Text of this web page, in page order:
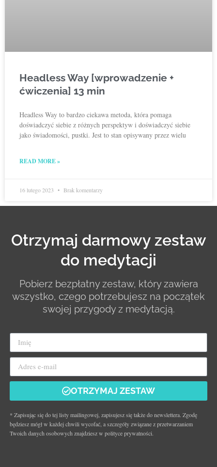
Headless Way [wprowadzenie +
ćwiczenia] 13 min
Headless Way to bardzo ciekawa metoda, która pomaga
doświadczyć siebie z różnych perspektyw i doświadczyć siebie
jako świadomości, pustki. Jest to stan opisywany przez wielu
READ MORE »
16 lutego 2023 Brak komentarzy
Otrzymaj darmowy zestaw
do medytacji
Pobierz bezpłatny zestaw, który zawiera
wszystko, czego potrzebujesz na początek
swojej przygody z medytacją.
OTRZYMAJ ZESTAW
* Zapisując się do tej listy mailingowej, zapisujesz się także do newslettera. Zgodę
będziesz mógł w każdej chwili wycofać, a szczegóły związane z przetwarzaniem
Twoich danych osobowych znajdziesz w polityce prywatności.